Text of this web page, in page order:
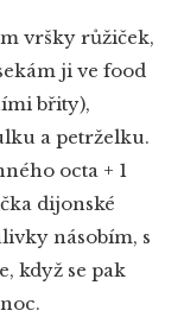
vršky růžiček,
ji ve food
břity),
a petrželku.
octa + 1
dijonské
násobím, s
když se pak